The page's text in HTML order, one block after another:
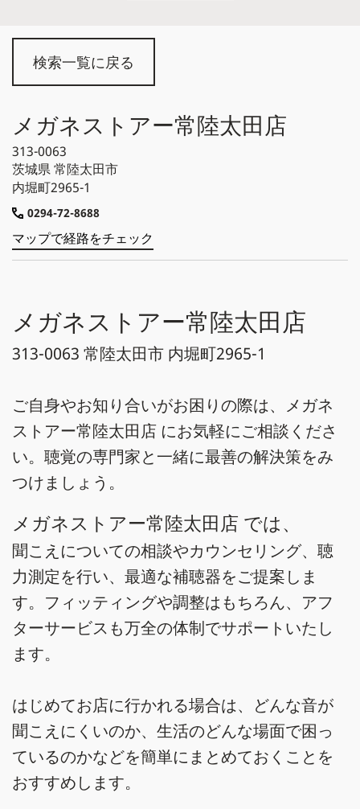
検索一覧に戻る
メガネストアー常陸太田店
313-0063
茨城県常陸太田市
内堀町2965-1
0294-72-8688
マップで経路をチェック
メガネストアー常陸太田店
313-0063 常陸太田市 内堀町2965-1
ご自身やお知り合いがお困りの際は、メガネ
ストアー常陸太田店 にお気軽にご相談くださ
い。聴覚の専門家と一緒に最善の解決策をみ
つけましょう。
メガネストアー常陸太田店 では、
聞こえについての相談やカウンセリング、聴
力測定を行い、最適な補聴器をご提案しま
す。フィッティングや調整はもちろん、アフ
ターサービスも万全の体制でサポートいたし
ます。
はじめてお店に行かれる場合は、どんな音が
聞こえにくいのか、生活のどんな場面で困っ
ているのかなどを簡単にまとめておくことを
おすすめします。